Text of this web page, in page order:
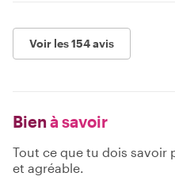
Voir les 154 avis
Bien à savoir
Tout ce que tu dois savoir
et agréable.